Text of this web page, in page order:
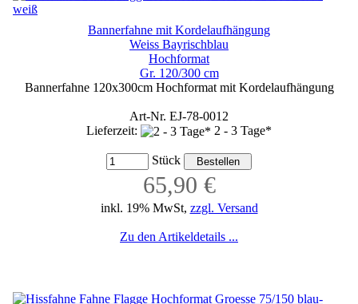
Bannerfahne mit Kordelaufhängung
Weiss Bayrischblau
Hochformat
Gr. 120/300 cm
Bannerfahne 120x300cm Hochformat mit Kordelaufhängung
Art-Nr. EJ-78-0012
Lieferzeit:
2 - 3 Tage*
Stück
65,90 €
inkl. 19% MwSt, zzgl. Versand
Zu den Artikeldetails ...